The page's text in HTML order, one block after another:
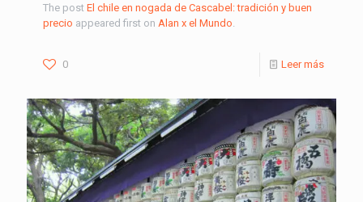
The post El chile en nogada de Cascabel: tradición y buen
precio appeared first on Alan x el Mundo
0 Leer más